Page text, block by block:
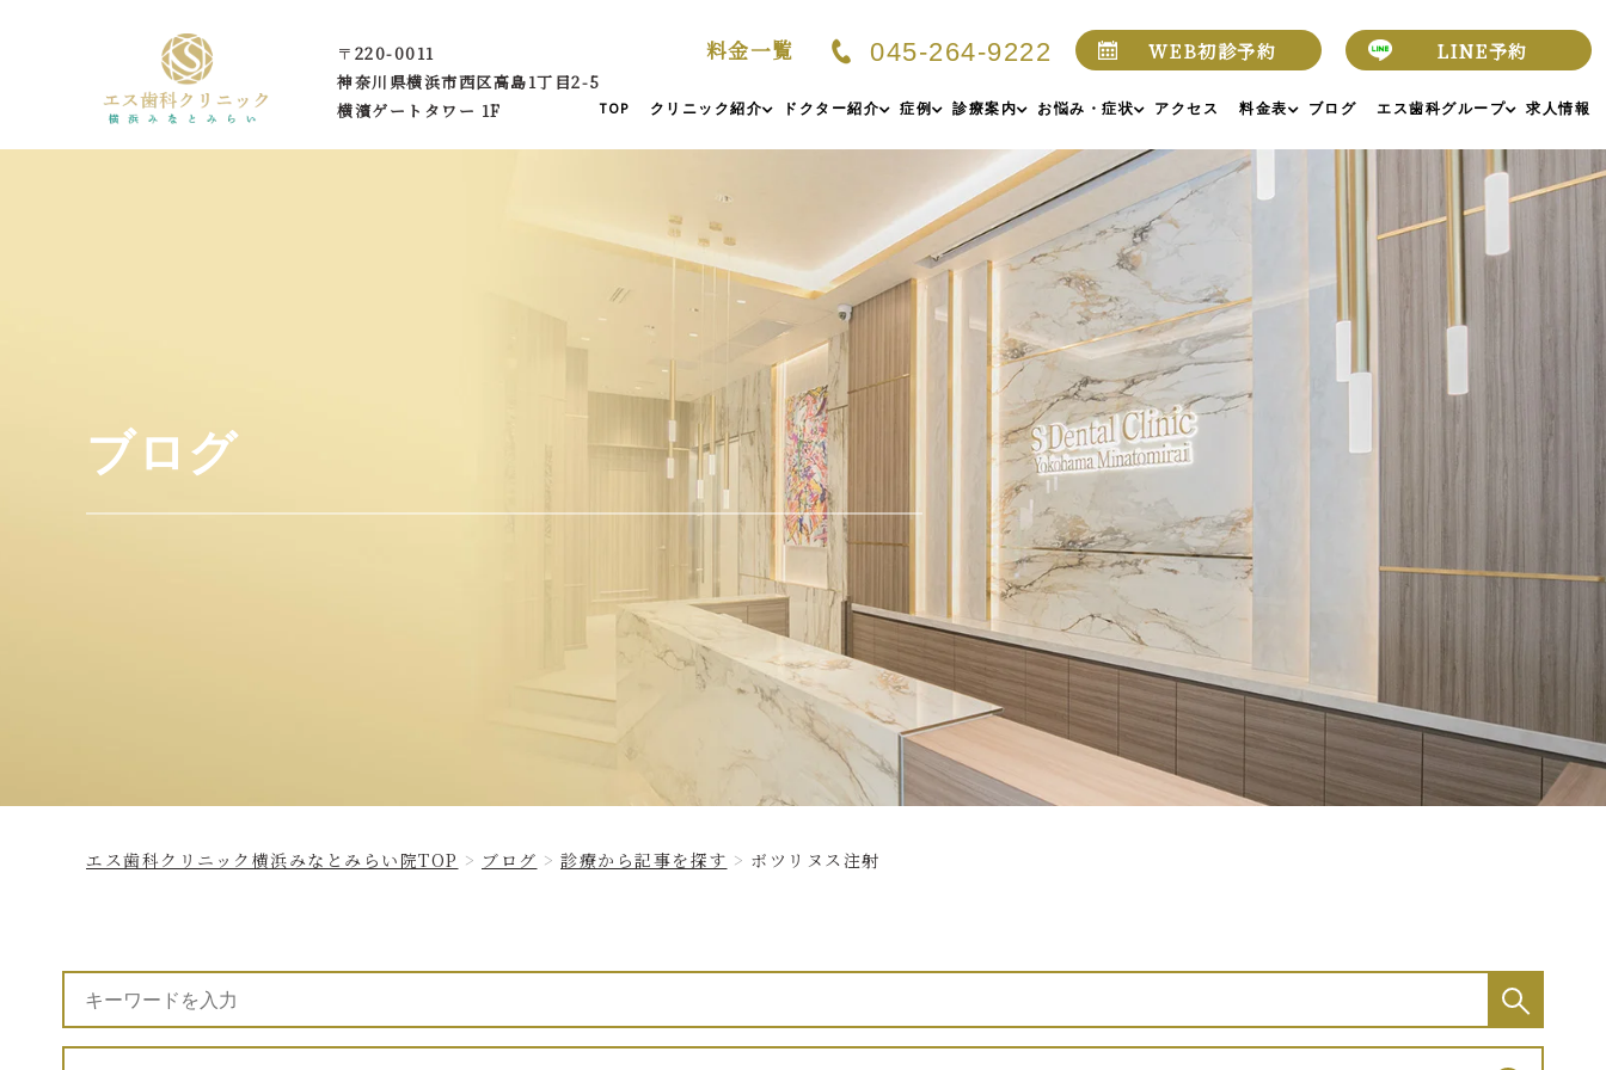
〒 220-0011
神奈川県横浜市西区高島1丁目2-5
横濱ゲートタワー 1F
料金一覧 045-264-9222 WEB初診予約 LINE予約
TOP クリニック紹介 ドクター紹介 症例 診療案内 お悩み・症状 アクセス 料金表 ブログ エス歯科グループ 求人情報
ブログ
エス歯科クリニック横浜みなとみらい院TOP ブログ 診療から記事を探す ボツリヌス注射